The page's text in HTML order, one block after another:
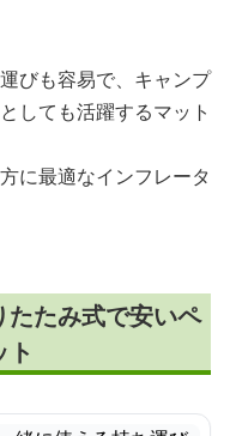
びも容易で、キャンプ
しても活躍するマット
に最適なインフレータ
たみ式で安いペ